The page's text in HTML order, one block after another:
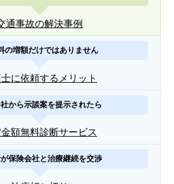
通事故の解決事例
の増額だけではありません
に依頼するメリット
から示談案を提示されたら
額無料診断サービス
保険会社と治療継続を交渉